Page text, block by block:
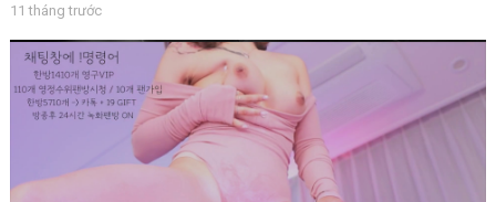
11 tháng trước